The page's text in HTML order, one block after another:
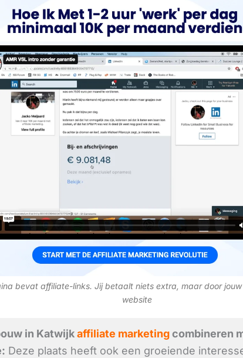
bevat affiliate-links. Jij betaalt niets extra, maar door
website
in Katwijkaffiliate marketingcombineren
Deze plaats heeft ook een groeiende